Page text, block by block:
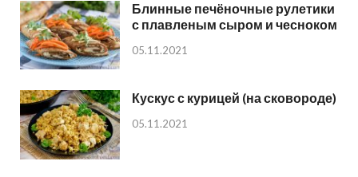
Блинные печёночные рулетики
с плавленым сыром и чесноком
05.11.2021
Кускус с курицей (на сковороде)
05.11.2021